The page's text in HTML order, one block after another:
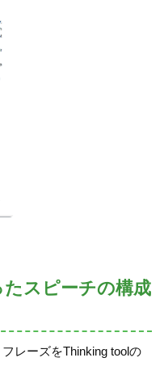
たスピーチの構成
レーズをThinking toolの